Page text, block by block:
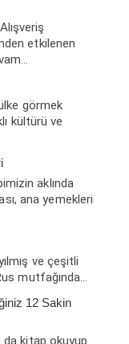
etkilenen
görmek
kültürü ve
aklında
ana yemekleri
ve çeşitli
mutfağında…
12 Sakin
da kitap okuyup